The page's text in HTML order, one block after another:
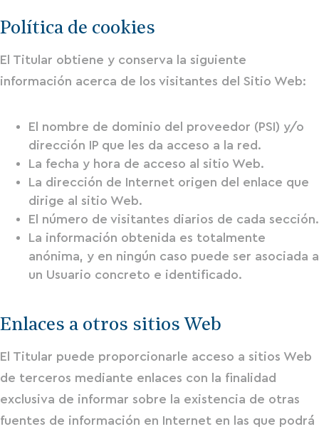
Política de cookies
El Titular obtiene y conserva la siguiente
información acerca de los visitantes del Sitio Web:
El nombre de dominio del proveedor (PSI) y/o
dirección IP que les da acceso a la red.
La fecha y hora de acceso al sitio Web.
La dirección de Internet origen del enlace que
dirige al sitio Web.
El número de visitantes diarios de cada sección.
La información obtenida es totalmente
anónima, y en ningún caso puede ser asociada a
un Usuario concreto e identificado.
Enlaces a otros sitios Web
El Titular puede proporcionarle acceso a sitios Web
de terceros mediante enlaces con la finalidad
exclusiva de informar sobre la existencia de otras
fuentes de información en Internet en las que podrá